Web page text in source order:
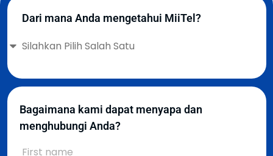
Dari mana Anda mengetahui MiiTel?
Bagaimana kami dapat menyapa dan
menghubungi Anda?